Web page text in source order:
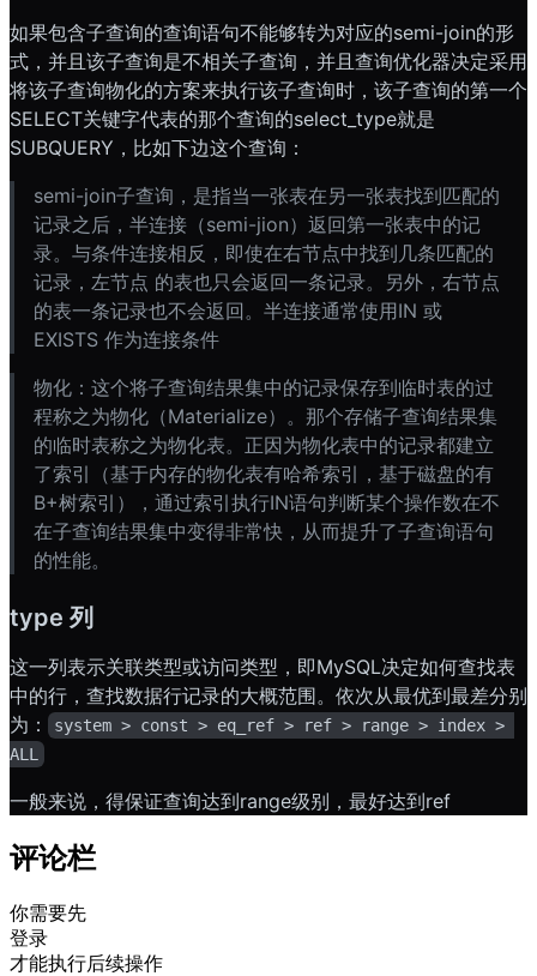
如果包含子查询的查询语句不能够转为对应的semi-join的形
式，并且该子查询是不相关子查询，并且查询优化器决定采用
将该子查询物化的方案来执行该子查询时，该子查询的第一个
SELECT关键字代表的那个查询的select_type就是
SUBQUERY，比如下边这个查询：
semi-join子查询，是指当一张表在另一张表找到匹配的
记录之后，半连接（semi-jion）返回第一张表中的记
录。与条件连接相反，即使在右节点中找到几条匹配的
记录，左节点 的表也只会返回一条记录。另外，右节点
的表一条记录也不会返回。半连接通常使用IN 或
EXISTS 作为连接条件
物化：这个将子查询结果集中的记录保存到临时表的过
程称之为物化（Materialize）。那个存储子查询结果集
的临时表称之为物化表。正因为物化表中的记录都建立
了索引（基于内存的物化表有哈希索引，基于磁盘的有
B+树索引），通过索引执行IN语句判断某个操作数在不
在子查询结果集中变得非常快，从而提升了子查询语句
的性能。
type 列
这一列表示关联类型或访问类型，即MySQL决定如何查找表
中的行，查找数据行记录的大概范围。依次从最优到最差分别
为：
system > const > eq_ref > ref > range > index >
ALL
一般来说，得保证查询达到range级别，最好达到ref
评论栏
你需要先
登录
才能执行后续操作